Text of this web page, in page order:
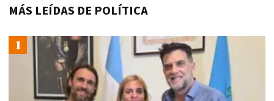
MÁS LEÍDAS DE POLÍTICA